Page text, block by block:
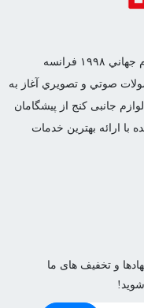
در تابستان داغ ١٣٧٧ هم زمان با برگزاري جام جهاني ١٩٩٨ فرانسه
صوتي و تصويري آغاز به
جانبی کنج از پیشگامان
با ارائه بهترین خدمات
و تخفیف های ما
شوید!